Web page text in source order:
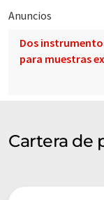
Anuncios
Dos
para muestras
Cartera de